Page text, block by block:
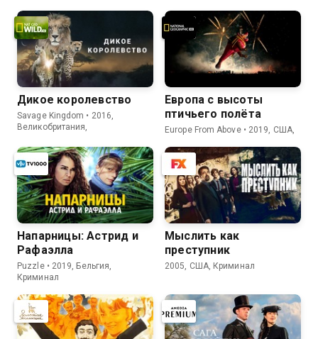
Дикое королевство
Savage Kingdom • 2016,
Великобритания,
Европа с высоты
птичьего полёта
Europe From Above • 2019, США,
Напарницы: Астрид и
Рафаэлла
Puzzle • 2019, Бельгия,
Криминал
Мыслить как
преступник
2005, США, Криминал